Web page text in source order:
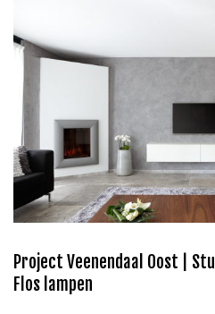
Project Veenendaal Oost |
Flos lampen